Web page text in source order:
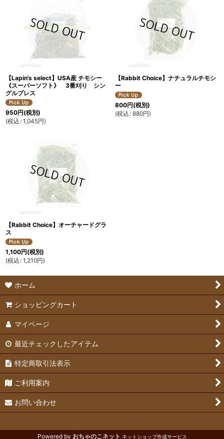
【Lapin's select】USA産 チモシー
《スーパーソフト》 3番刈り シン
グルプレス
950円(税別)
(税込 : 1,045円)
【Rabbit Choice】ナチュラルチモシ
ー
800円(税別)
(税込 : 880円)
【Rabbit Choice】オーチャードグラ
ス
1,100円(税別)
(税込 : 1,210円)
ホーム
ショッピングカート
マイページ
最近チェックしたアイテム
特定商取引法表示
ご利用案内
お問い合わせ
Powered by おちゃのこネット ネットショップ作成サービス